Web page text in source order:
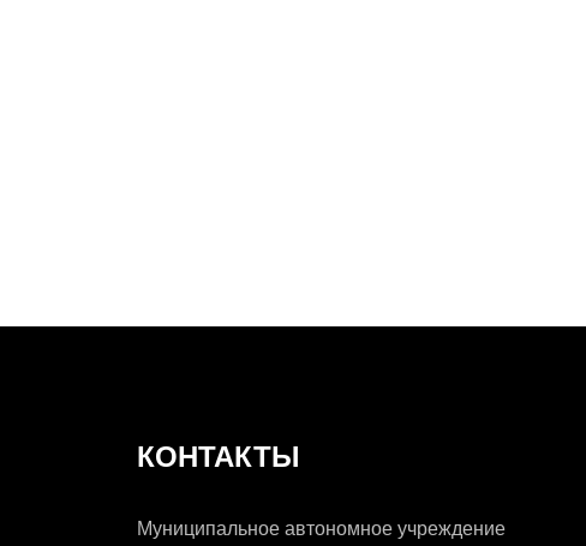
КОНТАКТЫ
Муниципальное автономное учреждение